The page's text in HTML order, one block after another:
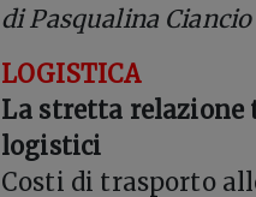
di Pasqualina Ciancio
LOGISTICA
La stretta relazione
logistici
Costi di trasporto